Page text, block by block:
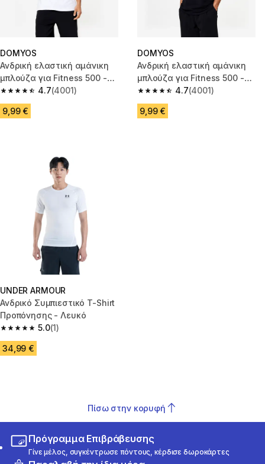
DOMYOS
Ανδρική ελαστική αμάνικη
μπλούζα για Fitness 500 -
Λευκό
4.7
4.7 out of 5 stars from 4001 reviews
(4001)
9,99 €
DOMYOS
Ανδρική ελαστική αμάνικη
μπλούζα για Fitness 500 -
Μαύρο
4.7
4.7 out of 5 stars from 4001
(4001)
9,99 €
UNDER ARMOUR
Ανδρικό Συμπιεστικό T-Shirt
Προπόνησης - Λευκό
5.0
5.0 out of 5 stars from 1 reviews
(1)
34,99 €
Πίσω στην κορυφή
Πρόγραμμα Επιβράβευσης
Γίνε μέλος, συγκέντρωσε πόντους, κέρδισε δωροκάρτες